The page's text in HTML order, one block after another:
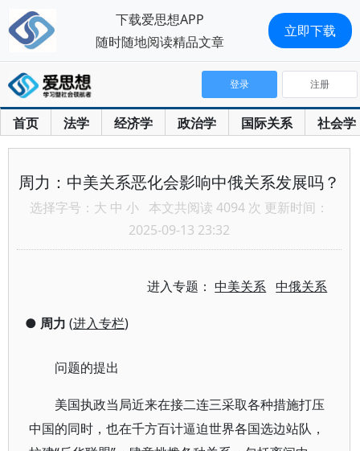
首页 法学 经济学 政治学 国际关系 社会学
登录 注册
周力：中美关系恶化会影响中俄关系发展吗？
选择字号： 大 中 小 本文共阅读 4094 次 更新时间：
2025-09-13 23:32
进入专题：中美关系 中俄关系
● 周力 (进入专栏)
问题的提出
美国执政当局近来在接二连三采取各种措施打压
中国的同时，也在千方百计逼迫世界各国选边站队，
下载爱思想APP
随时随地阅读精品文章
立即下载